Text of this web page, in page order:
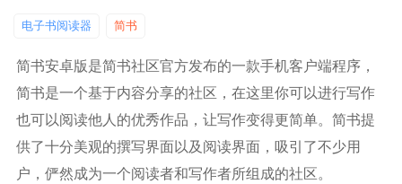
电子书阅读器 简书
简书安卓版是简书社区官方发布的一款手机客户端程序，
简书是一个基于内容分享的社区，在这里你可以进行写作
也可以阅读他人的优秀作品，让写作变得更简单。简书提
供了十分美观的撰写界面以及阅读界面，吸引了不少用
户，俨然成为一个阅读者和写作者所组成的社区。